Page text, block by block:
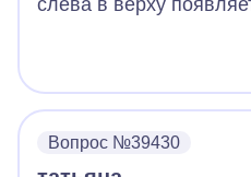
слева в верху
осуществляется
происходит.
из гнезда, картинка и
нажатии на кнопку
и при встав ленной
Вопрос №39430